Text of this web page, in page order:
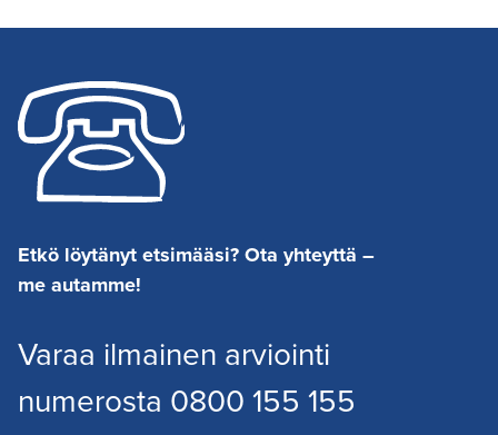
Etkö löytänyt etsimääsi? Ota yhteyttä –
me autamme!
Varaa ilmainen arviointi
numerosta 0800 155 155